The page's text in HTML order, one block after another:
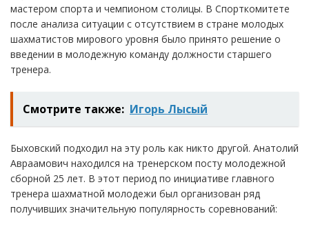
мастером спорта и чемпионом столицы. В Спорткомитете
после анализа ситуации с отсутствием в стране молодых
шахматистов мирового уровня было принято решение о
введении в молодежную команду должности старшего
тренера.
Смотрите также: Игорь Лысый
Быховский подходил на эту роль как никто другой. Анатолий
Авраамович находился на тренерском посту молодежной
сборной 25 лет. В этот период по инициативе главного
тренера шахматной молодежи был организован ряд
получивших значительную популярность соревнований: